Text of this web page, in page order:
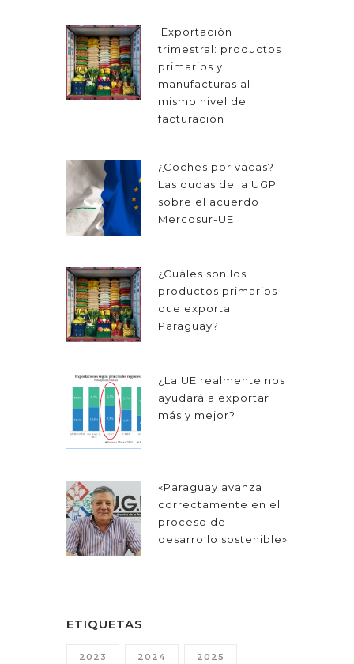
Exportación
trimestral: productos
primarios y
manufacturas al
mismo nivel de
facturación
¿Coches por vacas?
Las dudas de la UGP
sobre el acuerdo
Mercosur-UE
¿Cuáles son los
productos primarios
que exporta
Paraguay?
¿La UE realmente nos
ayudará a exportar
más y mejor?
«Paraguay avanza
correctamente en el
proceso de
desarrollo sostenible»
ETIQUETAS
2023 2024 2025